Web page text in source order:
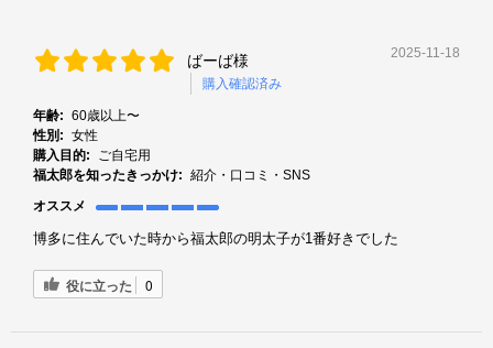
ばーば様
購入確認済み
2025-11-18
年齢: 60歳以上〜
性別: 女性
購入目的:
ご自宅用
福太郎を知ったきっかけ: 紹介・口コミ・SNS
オススメ
博多に住んでいた時から福太郎の明太子が1番好きでした
役に立った 0